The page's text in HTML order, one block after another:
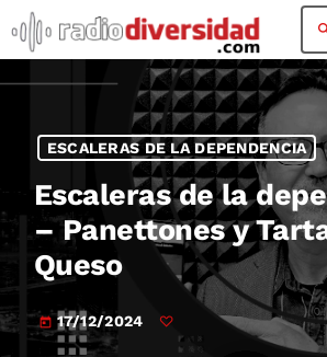
ESCALERAS DE LA DEPENDENCIA
Escaleras de la
– Panettones y
Queso
today 17/12/2024